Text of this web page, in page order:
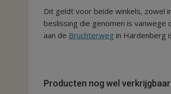
Dit geldt voor beide winkels, zowel
beslissing die genomen is
aan de Bruchterweg in Hardenberg
Producten nog wel verkrijgbaar